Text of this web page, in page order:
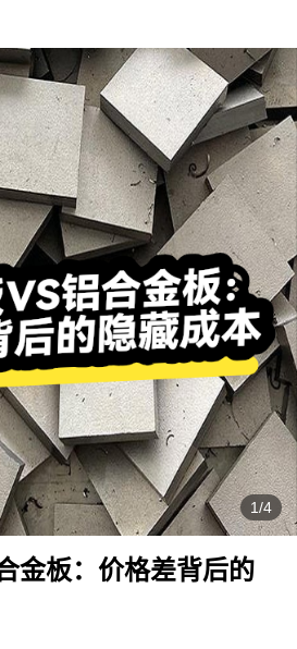
1/4
金板：价格差背后的